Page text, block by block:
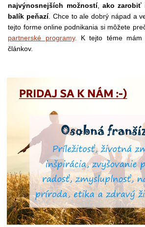
najvýnosnejších možností, ako zarobiť
balík peňazí. Chce to ale dobrý nápad a
tejto forme online podnikania si môžete
partnerské programy.
K tejto téme
článkov.